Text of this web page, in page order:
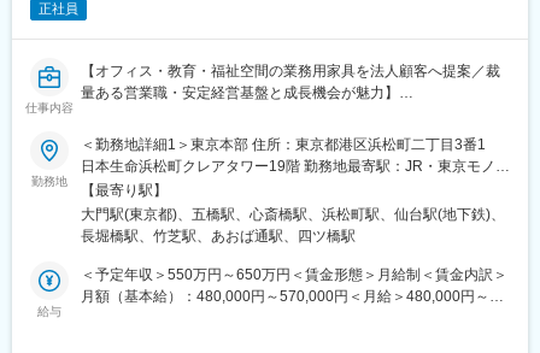
正社員
仕事内容
【オフィス・教育・福祉空間の業務用家具を法人顧客へ提案／裁
量ある営業職・安定経営基盤と成長機会が魅力】
■業務概要
当社は多様な法人顧客に対して、業務用家具や空間デザインの提
案営業を行います。主に既存顧客からのお問合せ対応や、業界誌
などから得た大規模案件の関係構築が中心ですが、関東・関西圏
の勤務地希望の方には新規開拓も含めた営業活動を担当します。
■業務詳細
官公庁、企業、学校、福祉法人への業務用家具・什器の営業、ま
勤務地
＜勤務地詳細1＞東京本部 住所：東京都港区浜松町二丁目3番1
日本生命浜松町クレアタワー19階 勤務地最寄駅：JR・東京モノレ
ール線／浜松町駅受動喫煙対策：屋内全面禁煙＜勤務地詳細2＞ア
イリス北目町ビル住所：宮城県仙台市青葉区北目町1-13 アイリス
北目町ビル受動喫煙対策：屋内全面禁煙＜勤務地詳細3＞心斎橋オ
橋ビル受動喫煙対策：屋内全面禁煙変更の範囲：会社の定める事
業所
【最寄り駅】
大門駅(東京都)、五橋駅、心斎橋駅、浜松町駅、仙台駅(地下鉄)、
長堀橋駅、竹芝駅、あおば通駅、四ツ橋駅
給与
＜予定年収＞550万円～650万円＜賃金形態＞月給制＜賃金内訳＞
月額（基本給）：480,000円～570,000円＜月給＞480,000円～